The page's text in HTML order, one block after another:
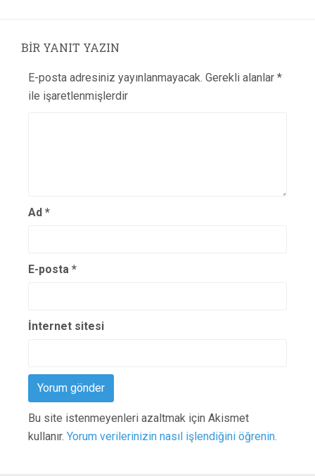
BIR YANIT YAZIN
E-posta adresiniz yayınlanmayacak. Gerekli alanlar *
ile işaretlenmişlerdir
Ad *
E-posta *
İnternet sitesi
Bu site istenmeyenleri azaltmak için Akismet
kullanır. Yorum verilerinizin nasıl işlendiğini öğrenin.